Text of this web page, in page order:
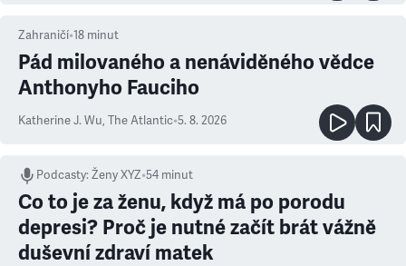
Zahraničí•18 minut
Pád milovaného a nenáviděného vědce
Anthonyho Fauciho
Katherine J. Wu, The Atlantic•5. 8. 2026
Podcasty:Ženy XYZ•54 minut
Co to je za ženu, když má po porodu
depresi? Proč je nutné začít brát vážně
duševní zdraví matek